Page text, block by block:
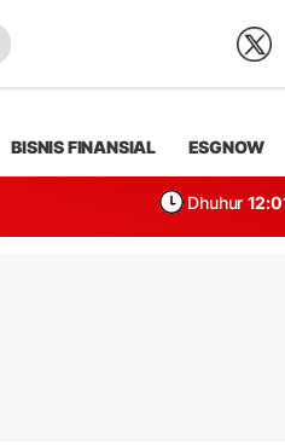
BISNIS FINANSIAL ESGNOW
Dhuhur